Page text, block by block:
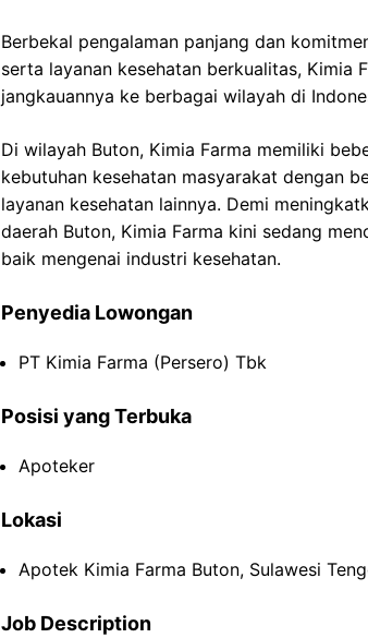
Berbekal pengalaman panjang dan
serta layanan kesehatan berkualitas, Kimia
jangkauannya ke berbagai wilayah di
Di wilayah Buton, Kimia Farma memiliki
kebutuhan kesehatan masyarakat dengan
layanan kesehatan lainnya. Demi
daerah Buton, Kimia Farma kini sedang
baik mengenai industri kesehatan.
Penyedia Lowongan
PT Kimia Farma (Persero) Tbk
Posisi yang Terbuka
Apoteker
Lokasi
Apotek Kimia Farma Buton, Sulawesi
Job Description